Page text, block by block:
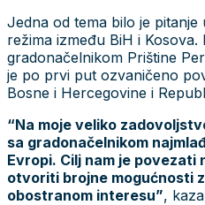
Jedna od tema bilo je pitanje
režima između BiH i Kosova.
gradonačelnikom Prištine
je po prvi put ozvaničeno
Bosne i Hercegovine i
“Na moje veliko
sa gradonačelnikom
Evropi. Cilj nam je povezati
otvoriti brojne mogućnosti
obostranom interesu”,